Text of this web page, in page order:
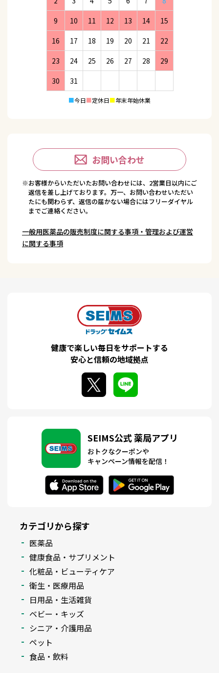
9 10 11 12 13 14 15
16 17 18 19 20 21 22
23 24 25 26 27 28 29
30 31
■今日■定休日■年末年始休業
お問い合わせ
※お客様からいただいたお問い合わせには、2営業日以内にご
返信を差し上げております。万一、お問い合わせいただい
たにも関わらず、返信の届かない場合にはフリーダイヤル
までご連絡ください。
一般用医薬品の販売制度に関する事項・管理および運営
に関する事項
健康で楽しい毎日をサポートする
安心と信頼の地域拠点
SEIMS公式 薬局アプリ
おトクなクーポンや
キャンペーン情報を配信！
カテゴリから探す
医薬品
健康食品・サプリメント
化粧品・ビューティケア
衛生・医療用品
日用品・生活雑貨
ベビー・キッズ
シニア・介護用品
ペット
食品・飲料